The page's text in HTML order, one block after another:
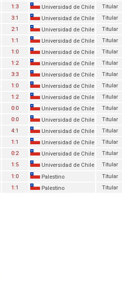
1:3 Universidad de Chile Titular
3:1 Universidad de Chile Titular
2:1 Universidad de Chile Titular
1:1 Universidad de Chile Titular
1:0 Universidad de Chile Titular
1:2 Universidad de Chile Titular
3:3 Universidad de Chile Titular
1:0 Universidad de Chile Titular
1:2 Universidad de Chile Titular
0:0 Universidad de Chile Titular
0:0 Universidad de Chile Titular
4:1 Universidad de Chile Titular
1:1 Universidad de Chile Titular
0:2 Universidad de Chile Titular
1:5 Universidad de Chile Titular
1:0 Palestino Titular
1:1 Palestino Titular